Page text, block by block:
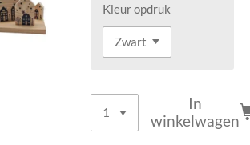
Kleur opdruk
In
winkelwagen